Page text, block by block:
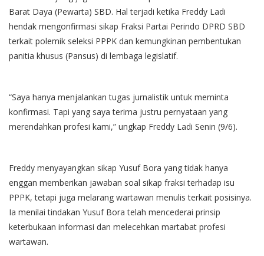
Barat Daya (Pewarta) SBD. Hal terjadi ketika Freddy Ladi
hendak mengonfirmasi sikap Fraksi Partai Perindo DPRD SBD
terkait polemik seleksi PPPK dan kemungkinan pembentukan
panitia khusus (Pansus) di lembaga legislatif.
“Saya hanya menjalankan tugas jurnalistik untuk meminta
konfirmasi. Tapi yang saya terima justru pernyataan yang
merendahkan profesi kami,” ungkap Freddy Ladi Senin (9/6).
Freddy menyayangkan sikap Yusuf Bora yang tidak hanya
enggan memberikan jawaban soal sikap fraksi terhadap isu
PPPK, tetapi juga melarang wartawan menulis terkait posisinya.
Ia menilai tindakan Yusuf Bora telah mencederai prinsip
keterbukaan informasi dan melecehkan martabat profesi
wartawan.